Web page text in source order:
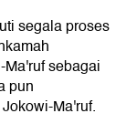
segala proses
sebagai
pun
Ma'ruf.